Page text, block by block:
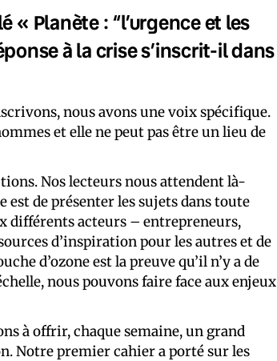
Planète : “l’urgence et les
à la crise s’inscrit-il dans
nous avons une voix spécifique.
et elle ne peut pas être un lieu de
Nos lecteurs nous attendent là-
est de présenter les sujets dans toute
différents acteurs – entrepreneurs,
d’inspiration pour les autres et de
d’ozone est la preuve qu’il n’y a de
nous pouvons faire face aux enjeux
à offrir, chaque semaine, un grand
Notre premier cahier a porté sur les